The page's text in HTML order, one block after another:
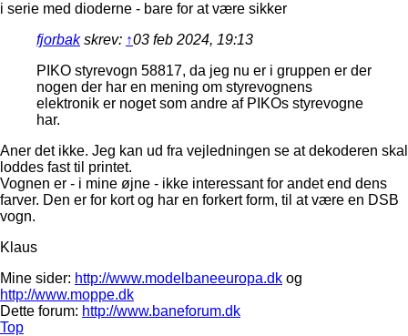
i serie med dioderne - bare for at være sikker
fjorbakskrev: ↑03 feb 2024, 19:13
PIKO styrevogn 58817, da jeg nu er i gruppen er der
nogen der har en mening om styrevognens
elektronik er noget som andre af PIKOs styrevogne
har.
Aner det ikke. Jeg kan ud fra vejledningen se at dekoderen skal
loddes fast til printet.
Vognen er - i mine øjne - ikke interessant for andet end dens
farver. Den er for kort og har en forkert form, til at være en DSB
vogn.
Klaus
Mine sider: http://www.modelbaneeuropa.dk og
http://www.moppe.dk
Dette forum: http://www.baneforum.dk
Top